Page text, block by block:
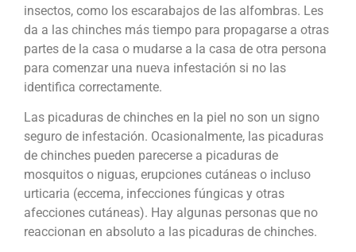
insectos, como los escarabajos de las alfombras. Les
da a las chinches más tiempo para propagarse a otras
partes de la casa o mudarse a la casa de otra persona
para comenzar una nueva infestación si no las
identifica correctamente.
Las picaduras de chinches en la piel no son un signo
seguro de infestación. Ocasionalmente, las picaduras
de chinches pueden parecerse a picaduras de
mosquitos o niguas, erupciones cutáneas o incluso
urticaria (eccema, infecciones fúngicas y otras
afecciones cutáneas). Hay algunas personas que no
reaccionan en absoluto a las picaduras de chinches.